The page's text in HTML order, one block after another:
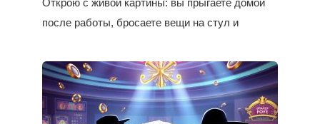
после работы, бросаете вещи на стул и